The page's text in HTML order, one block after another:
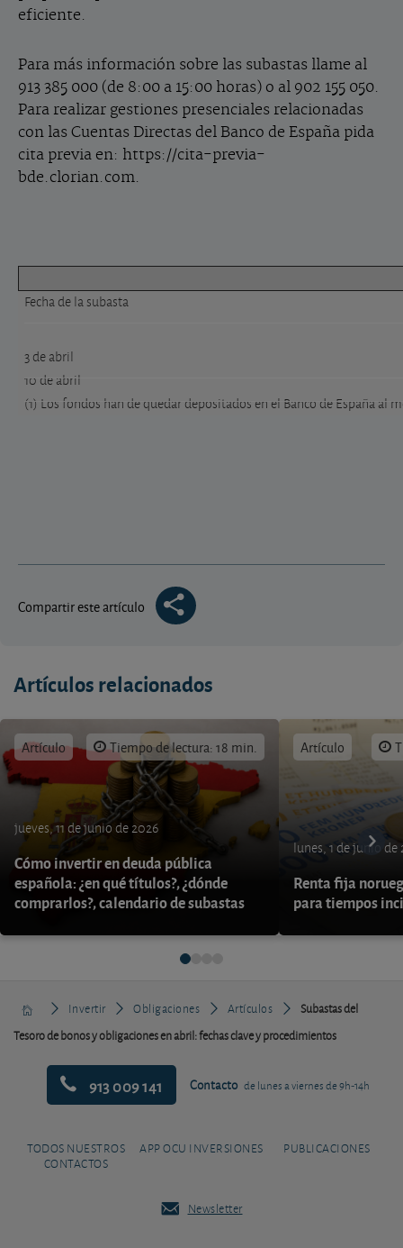
eficiente.
Para más información sobre las subastas llame al
913 385 000 (de 8:00 a 15:00 horas) o al 902 155 050.
Para realizar gestiones presenciales relacionadas
con las Cuentas Directas del Banco de España pida
cita previa en: https://cita-previa-
bde.clorian.com.
Fecha de la subasta
3 de abril
10 de abril
(1) Los fondos han de quedar depositados en el Banco de España
Compartir este artículo
Artículos relacionados
Artículo Tiempo de lectura: 18 min.
jueves, 11 de junio de 2026
Cómo invertir en deuda pública
española: ¿en qué títulos?, ¿dónde
comprarlos?, calendario de subastas
Artículo
lunes, 1 de junio de
Renta fija
para tiempos
Invertir Obligaciones Artículos
Subastas del
Tesoro de bonos y obligaciones en abril: fechas clave y procedimientos
913 009 141 Contacto de lunes a viernes de 9h-14h
TODOS NUESTROS
CONTACTOS
APP OCU INVERSIONES PUBLICACIONES
Newsletter